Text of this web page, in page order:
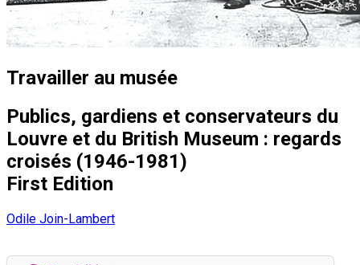
Travailler au musée
Publics, gardiens et conservateurs du
Louvre et du British Museum : regards
croisés (1946-1981)
First Edition
Odile Join-Lambert